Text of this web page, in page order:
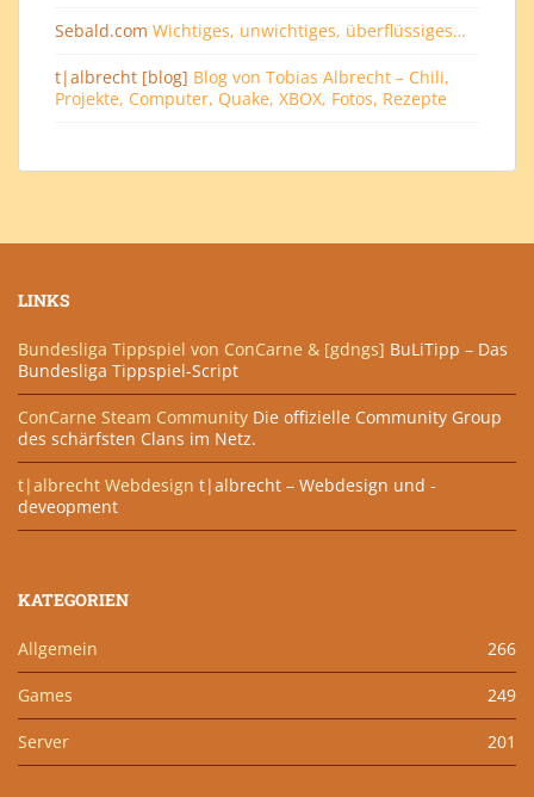
Sebald.com Wichtiges, unwichtiges, überflüssiges…
t|albrecht [blog] Blog von Tobias Albrecht – Chili,
Projekte, Computer, Quake, XBOX, Fotos, Rezepte
LINKS
Bundesliga Tippspiel von ConCarne & [gdngs] BuLiTipp – Das
Bundesliga Tippspiel-Script
ConCarne Steam Community Die offizielle Community Group
des schärfsten Clans im Netz.
t|albrecht Webdesign t|albrecht – Webdesign und -
deveopment
KATEGORIEN
Allgemein 266
Games 249
Server 201